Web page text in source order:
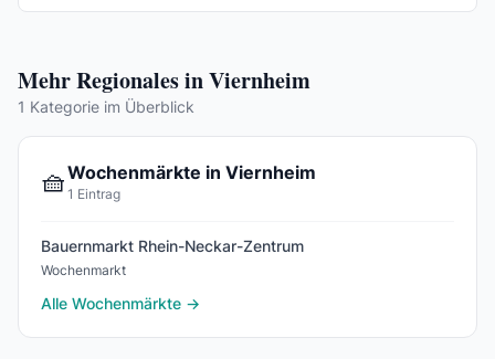
Mehr Regionales in Viernheim
1 Kategorie im Überblick
🧺Wochenmärkte in Viernheim
1 Eintrag
Bauernmarkt Rhein-Neckar-Zentrum
Wochenmarkt
Alle Wochenmärkte →